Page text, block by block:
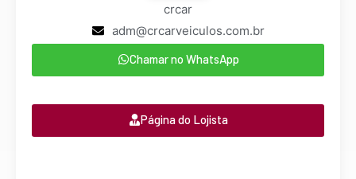
crcar
adm@crcarveiculos.com.br
Chamar no WhatsApp
Página do Lojista